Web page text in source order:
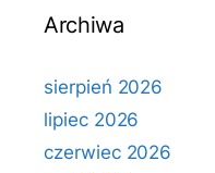
Archiwa
sierpień 2026
lipiec 2026
czerwiec 2026